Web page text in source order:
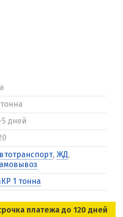
5 дней
, ЖД,
1 тонна
платежа до 120 дней